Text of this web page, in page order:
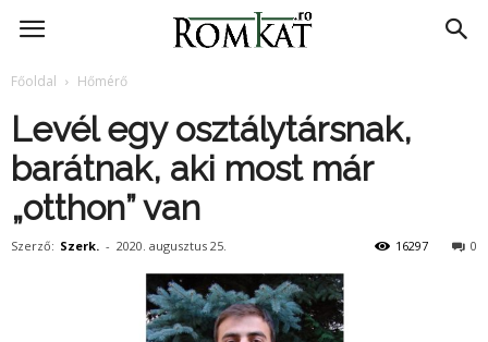
RomKat.ro
Főoldal Hőmérő
Levél egy osztálytársnak,
barátnak, aki most már
„otthon” van
Szerző: Szerk. - 2020. augusztus 25. 0
16297